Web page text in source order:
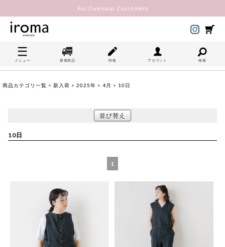
For Overseas Customers
メニュー 新着商品 特集 アカウント 検索
商品カテゴリ一覧 > 新入荷 > 2025年 > 4月 > 10日
並び替え
10日
1